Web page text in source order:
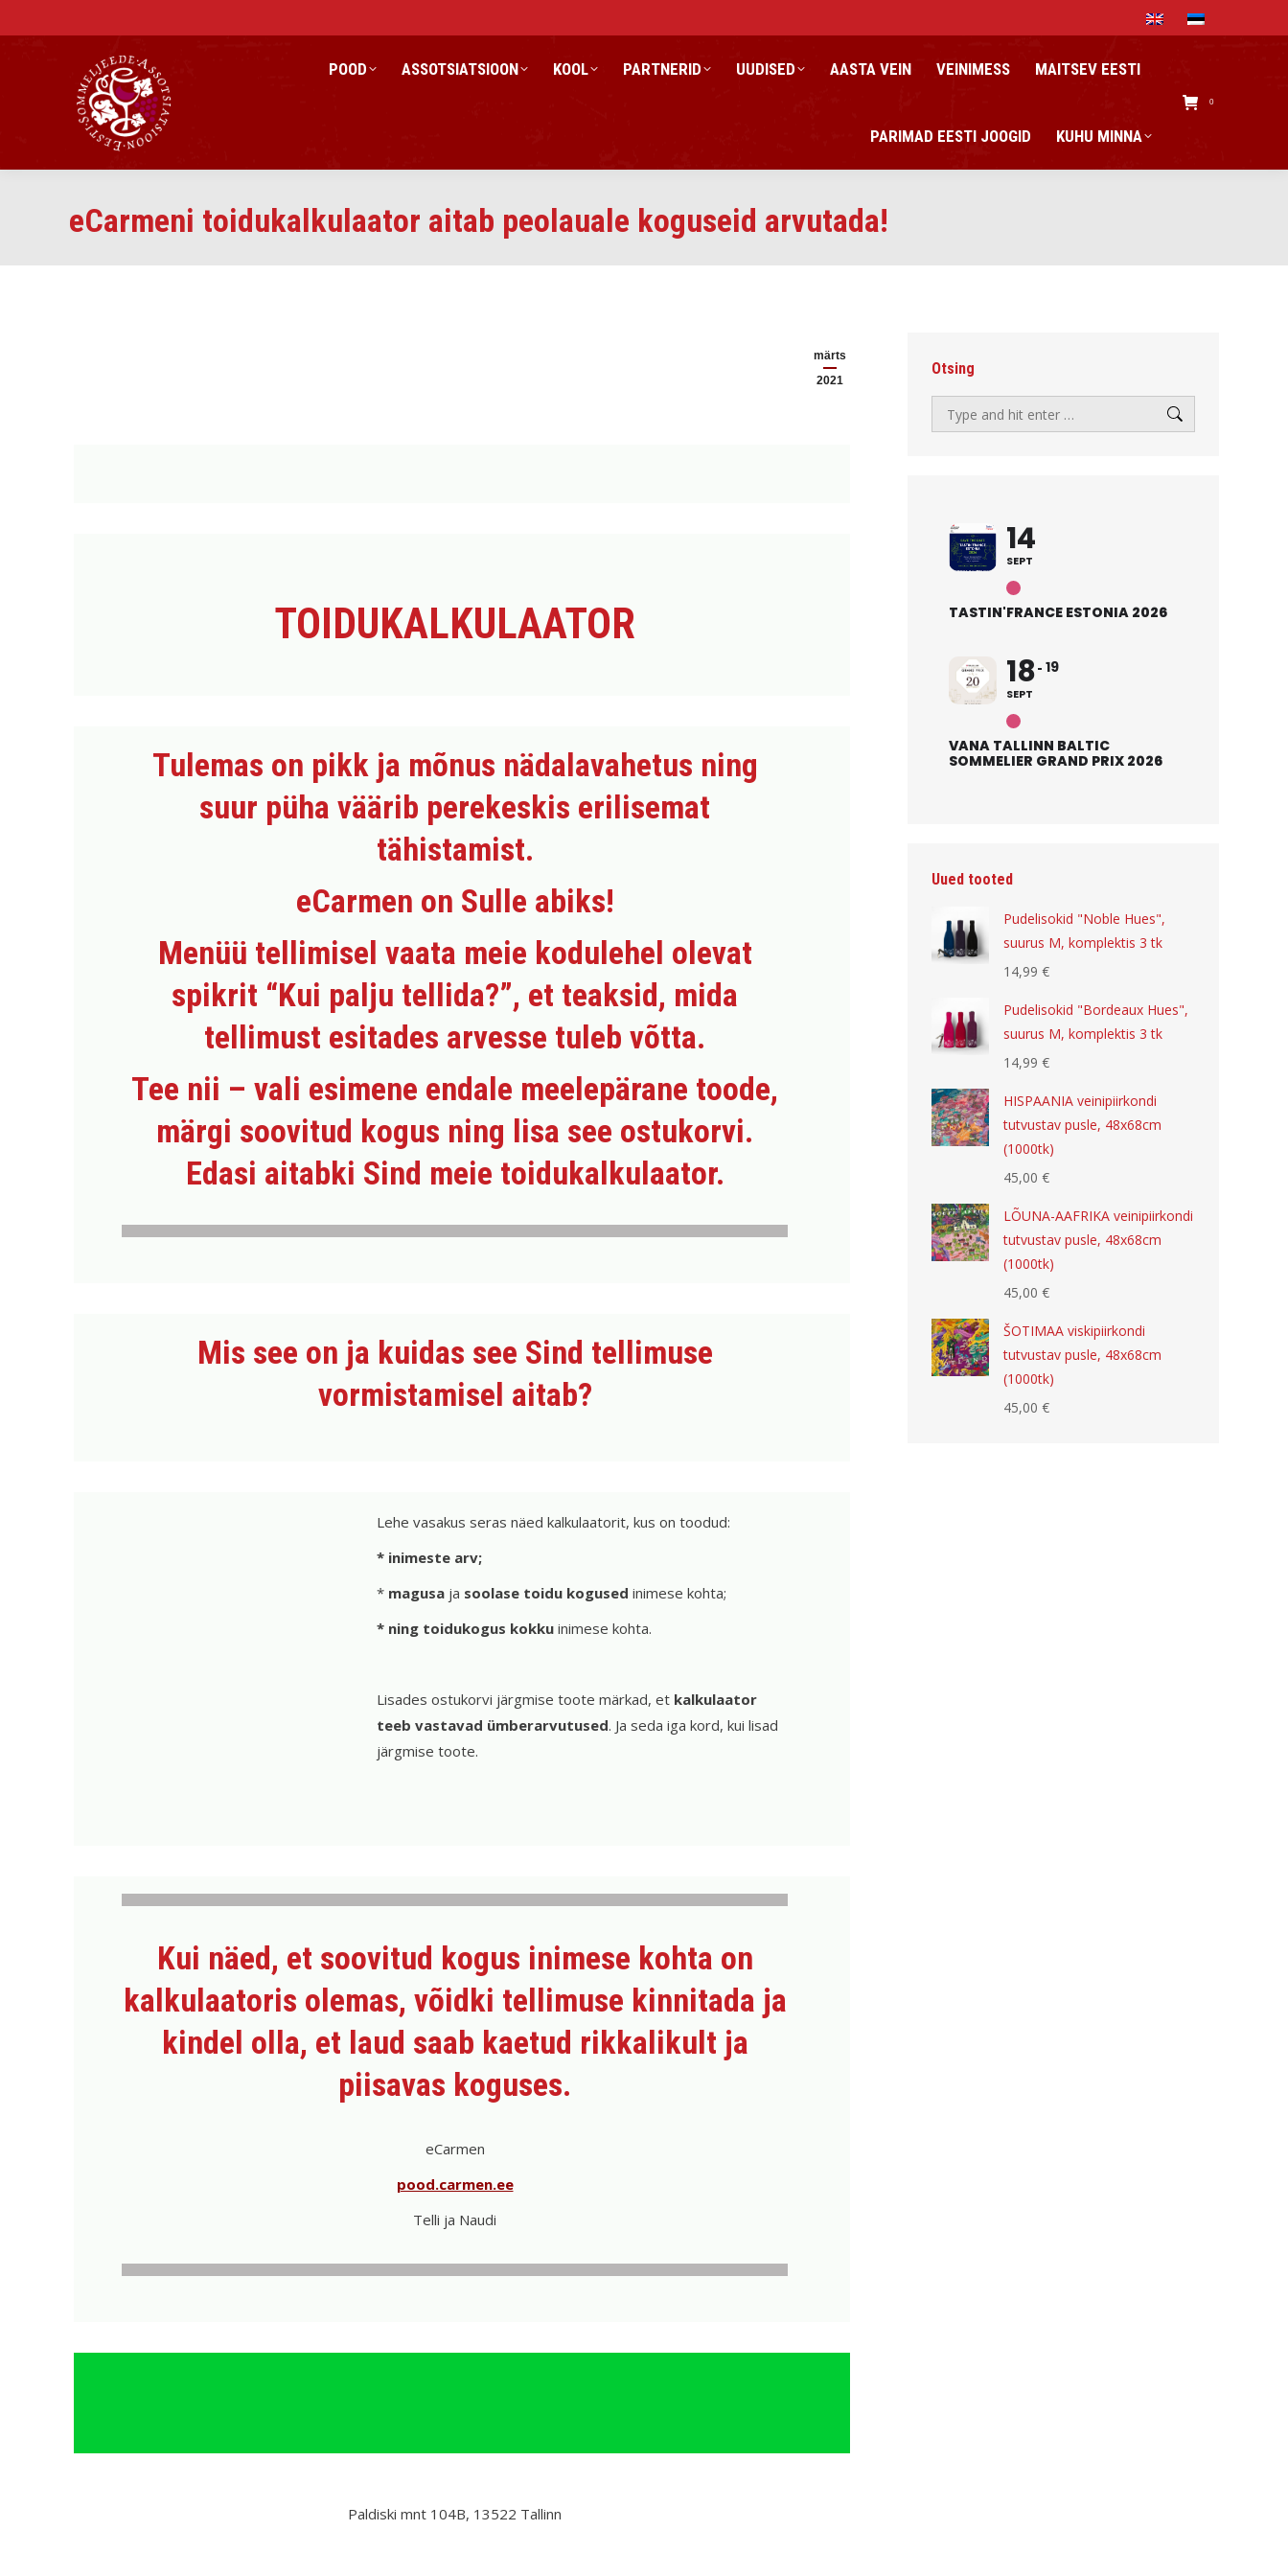
POOD ASSOTSIATSIOON KOOL PARTNERID UUDISED AASTA VEIN VEINIMESS MAITSEV EESTI
PARIMAD EESTI JOOGID KUHU MINNA
0
eCarmeni toidukalkulaator aitab peolauale koguseid arvutada!
märts
2021
TOIDUKALKULAATOR
Tulemas on pikk ja mõnus nädalavahetus ning
suur püha väärib perekeskis erilisemat
tähistamist.
eCarmen on Sulle abiks!
Menüü tellimisel vaata meie kodulehel olevat
spikrit “Kui palju tellida?”, et teaksid, mida
tellimust esitades arvesse tuleb võtta.
Tee nii – vali esimene endale meelepärane toode,
märgi soovitud kogus ning lisa see ostukorvi.
Edasi aitabki Sind meie toidukalkulaator.
Mis see on ja kuidas see Sind tellimuse
vormistamisel aitab?
Lehe vasakus seras näed kalkulaatorit, kus on toodud:
* inimeste arv;
* magusa ja soolase toidu kogused inimese kohta;
* ning toidukogus kokku inimese kohta.
Lisades ostukorvi järgmise toote märkad, et kalkulaator
teeb vastavad ümberarvutused. Ja seda iga kord, kui lisad
järgmise toote.
Kui näed, et soovitud kogus inimese kohta on
kalkulaatoris olemas, võidki tellimuse kinnitada ja
kindel olla, et laud saab kaetud rikkalikult ja
piisavas koguses.
eCarmen
pood.carmen.ee
Telli ja Naudi
Paldiski mnt 104B, 13522 Tallinn
Otsing
Search:
14
SEPT
TASTIN'FRANCE ESTONIA 2026
18
SEPT
19
VANA TALLINN BALTIC
SOMMELIER GRAND PRIX 2026
Uued tooted
Pudelisokid "Noble Hues",
suurus M, komplektis 3 tk
14,99 €
Pudelisokid "Bordeaux Hues",
suurus M, komplektis 3 tk
14,99 €
HISPAANIA veinipiirkondi
tutvustav pusle, 48x68cm
(1000tk)
45,00 €
LÕUNA-AAFRIKA veinipiirkondi
tutvustav pusle, 48x68cm
(1000tk)
45,00 €
ŠOTIMAA viskipiirkondi
tutvustav pusle, 48x68cm
(1000tk)
45,00 €